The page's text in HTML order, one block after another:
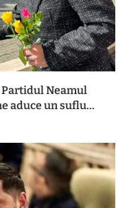
Neamul
aduce un suflu...